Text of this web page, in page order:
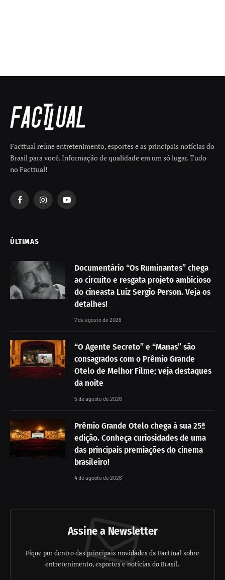
Facttual reúne entretenimento, esportes e as principais notícias do
Brasil para você. Informação de qualidade em um só lugar. Tudo
no Facttual!
FacebookInstagramYouTube
ÚLTIMAS
Documentário “Os Ruminantes” chega
ao circuito e resgata projeto ambicioso
do cineasta Luiz Sergio Person. Veja os
detalhes!
7 de agosto de 2026
“O Agente Secreto” e “Manas” são
consagrados com o Prêmio Grande
Otelo de Melhor Filme; veja destaques
da noite
5 de agosto de 2026
Prêmio Grande Otelo chega à sua 25ª
edição. Conheça curiosidades de uma
das principais premiações do cinema
brasileiro!
4 de agosto de 2026
Assine a Newsletter
Fique por dentro das principais novidades da Facttual sobre
entretenimento, esportes e notícias do Brasil.